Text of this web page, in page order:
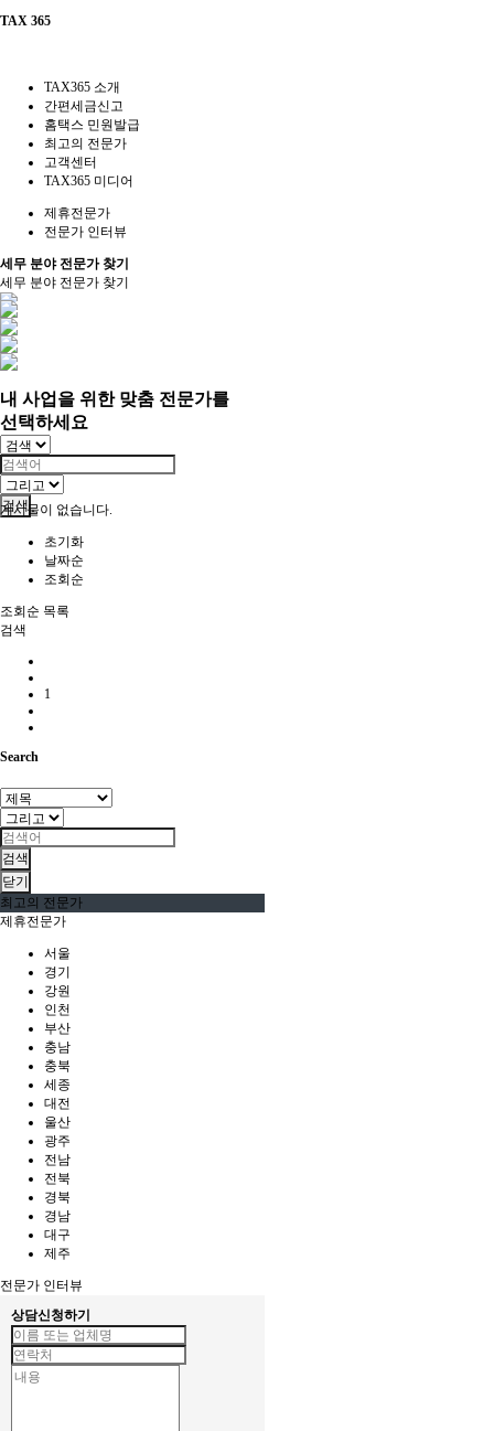
TAX 365
TAX365 소개
간편세금신고
홈택스 민원발급
최고의 전문가
고객센터
TAX365 미디어
제휴전문가
전문가 인터뷰
세무 분야 전문가 찾기
세무 분야 전문가 찾기
내 사업을 위한 맞춤 전문가를
선택하세요
검색
게시물이 없습니다.
초기화
날짜순
조회순
조회순 목록
검색
1
Search
검색
닫기
최고의 전문가
제휴전문가
서울
경기
강원
인천
부산
충남
충북
세종
대전
울산
광주
전남
전북
경북
경남
대구
제주
전문가 인터뷰
상담신청하기